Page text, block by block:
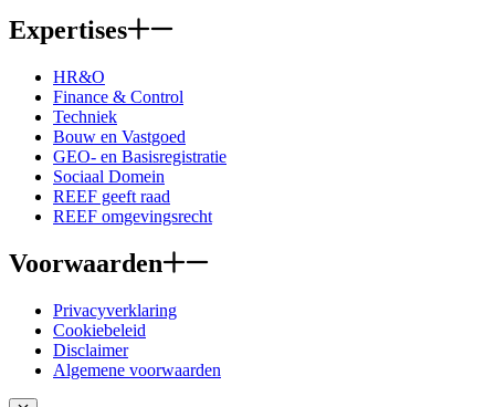
Expertises
HR&O
Finance & Control
Techniek
Bouw en Vastgoed
GEO- en Basisregistratie
Sociaal Domein
REEF geeft raad
REEF omgevingsrecht
Voorwaarden
Privacyverklaring
Cookiebeleid
Disclaimer
Algemene voorwaarden